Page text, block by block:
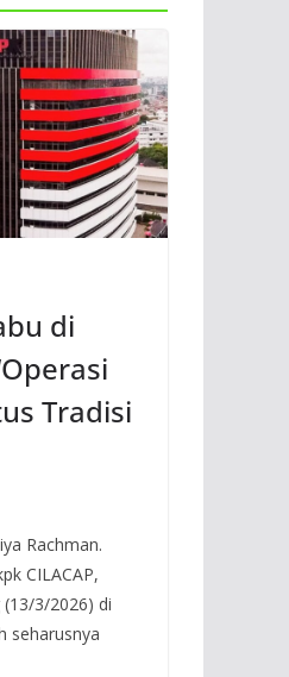
di
Tradisi
Rachman.
CILACAP,
3/2026) di
seharusnya